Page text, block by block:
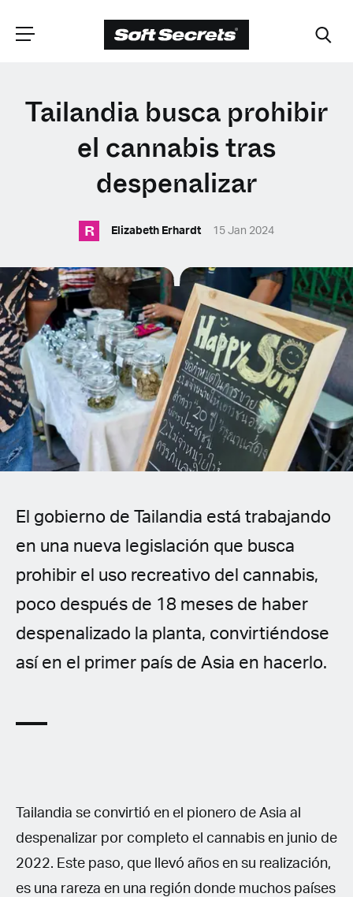
ELIGE TU
UBICACIÓN
English (United Kingdom)
English (United States)
Spanish (Spain)
Spanish (Latin America)
German
French
Czech
Polish
Tailandia busca prohibir
el cannabis tras
despenalizar
R Elizabeth Erhardt 15 Jan 2024
El gobierno de Tailandia está trabajando
en una nueva legislación que busca
prohibir el uso recreativo del cannabis,
poco después de 18 meses de haber
despenalizado la planta, convirtiéndose
así en el primer país de Asia en hacerlo.
Tailandia se convirtió en el pionero de Asia al
despenalizar por completo el cannabis en junio de
2022. Este paso, que llevó años en su realización,
es una rareza en una región donde muchos países